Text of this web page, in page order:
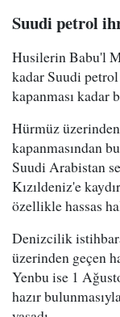
Suudi petrol
Husilerin Babu'l
kadar Suudi
kapanması kadar
Hürmüz
kapanmasından
Suudi Arabistan
Kızıldeniz'e
özellikle hassas
Denizcilik
üzerinden geçen
Yenbu ise 1
hazır